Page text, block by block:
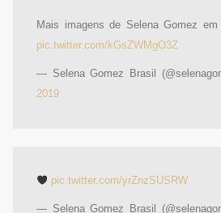
Mais imagens de Selena Gomez
pic.twitter.com/kGsZWMgO3Z
— Selena Gomez Brasil
2019
pic.twitter.com/yrZnzSUSRW
— Selena Gomez Brasil